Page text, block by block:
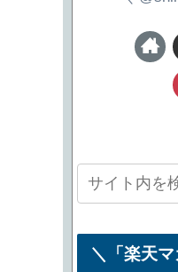
＼「楽天